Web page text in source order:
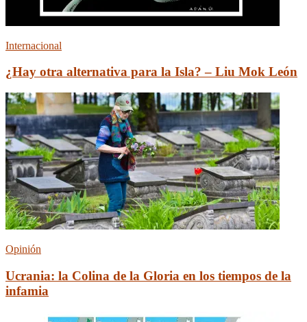
Internacional
¿Hay otra alternativa para la Isla? – Liu Mok León
Opinión
Ucrania: la Сolina de la Gloria en los tiempos de la
infamia